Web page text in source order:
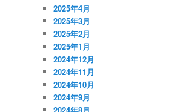
2025年4月
2025年3月
2025年2月
2025年1月
2024年12月
2024年11月
2024年10月
2024年9月